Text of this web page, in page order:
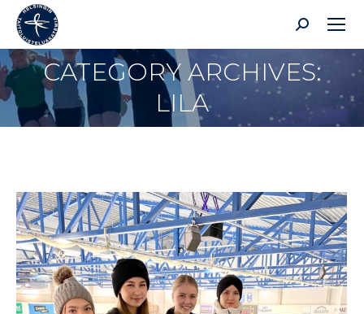
Search:
CATEGORY ARCHIVES:
LILA
You are here: